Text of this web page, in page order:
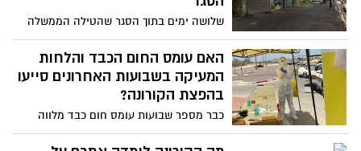
שלושה ימים בתוך הסגר שהטילה הממשלה
ומשרד הכלכלה והתעשייה עושה סדר - לאילו
עסקים מותר לפעול במהלך הסגר ולאילו לא?
הרשימה המלאה בידיעה
האם עומס החום הכבד והלחות
המעיקה בשבועות האחרונים סייעו
בהפצת הקורונה?
כבר מספר שבועות עומס חום כבד מלווה
אותנו ביחד עם לחות גבוהה, מה שמוביל לכך